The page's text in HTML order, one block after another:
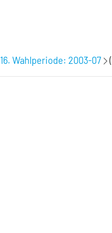
16. Wahlperiode: 2003-07